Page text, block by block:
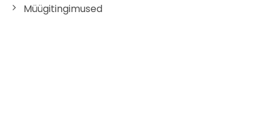
Müügitingimused